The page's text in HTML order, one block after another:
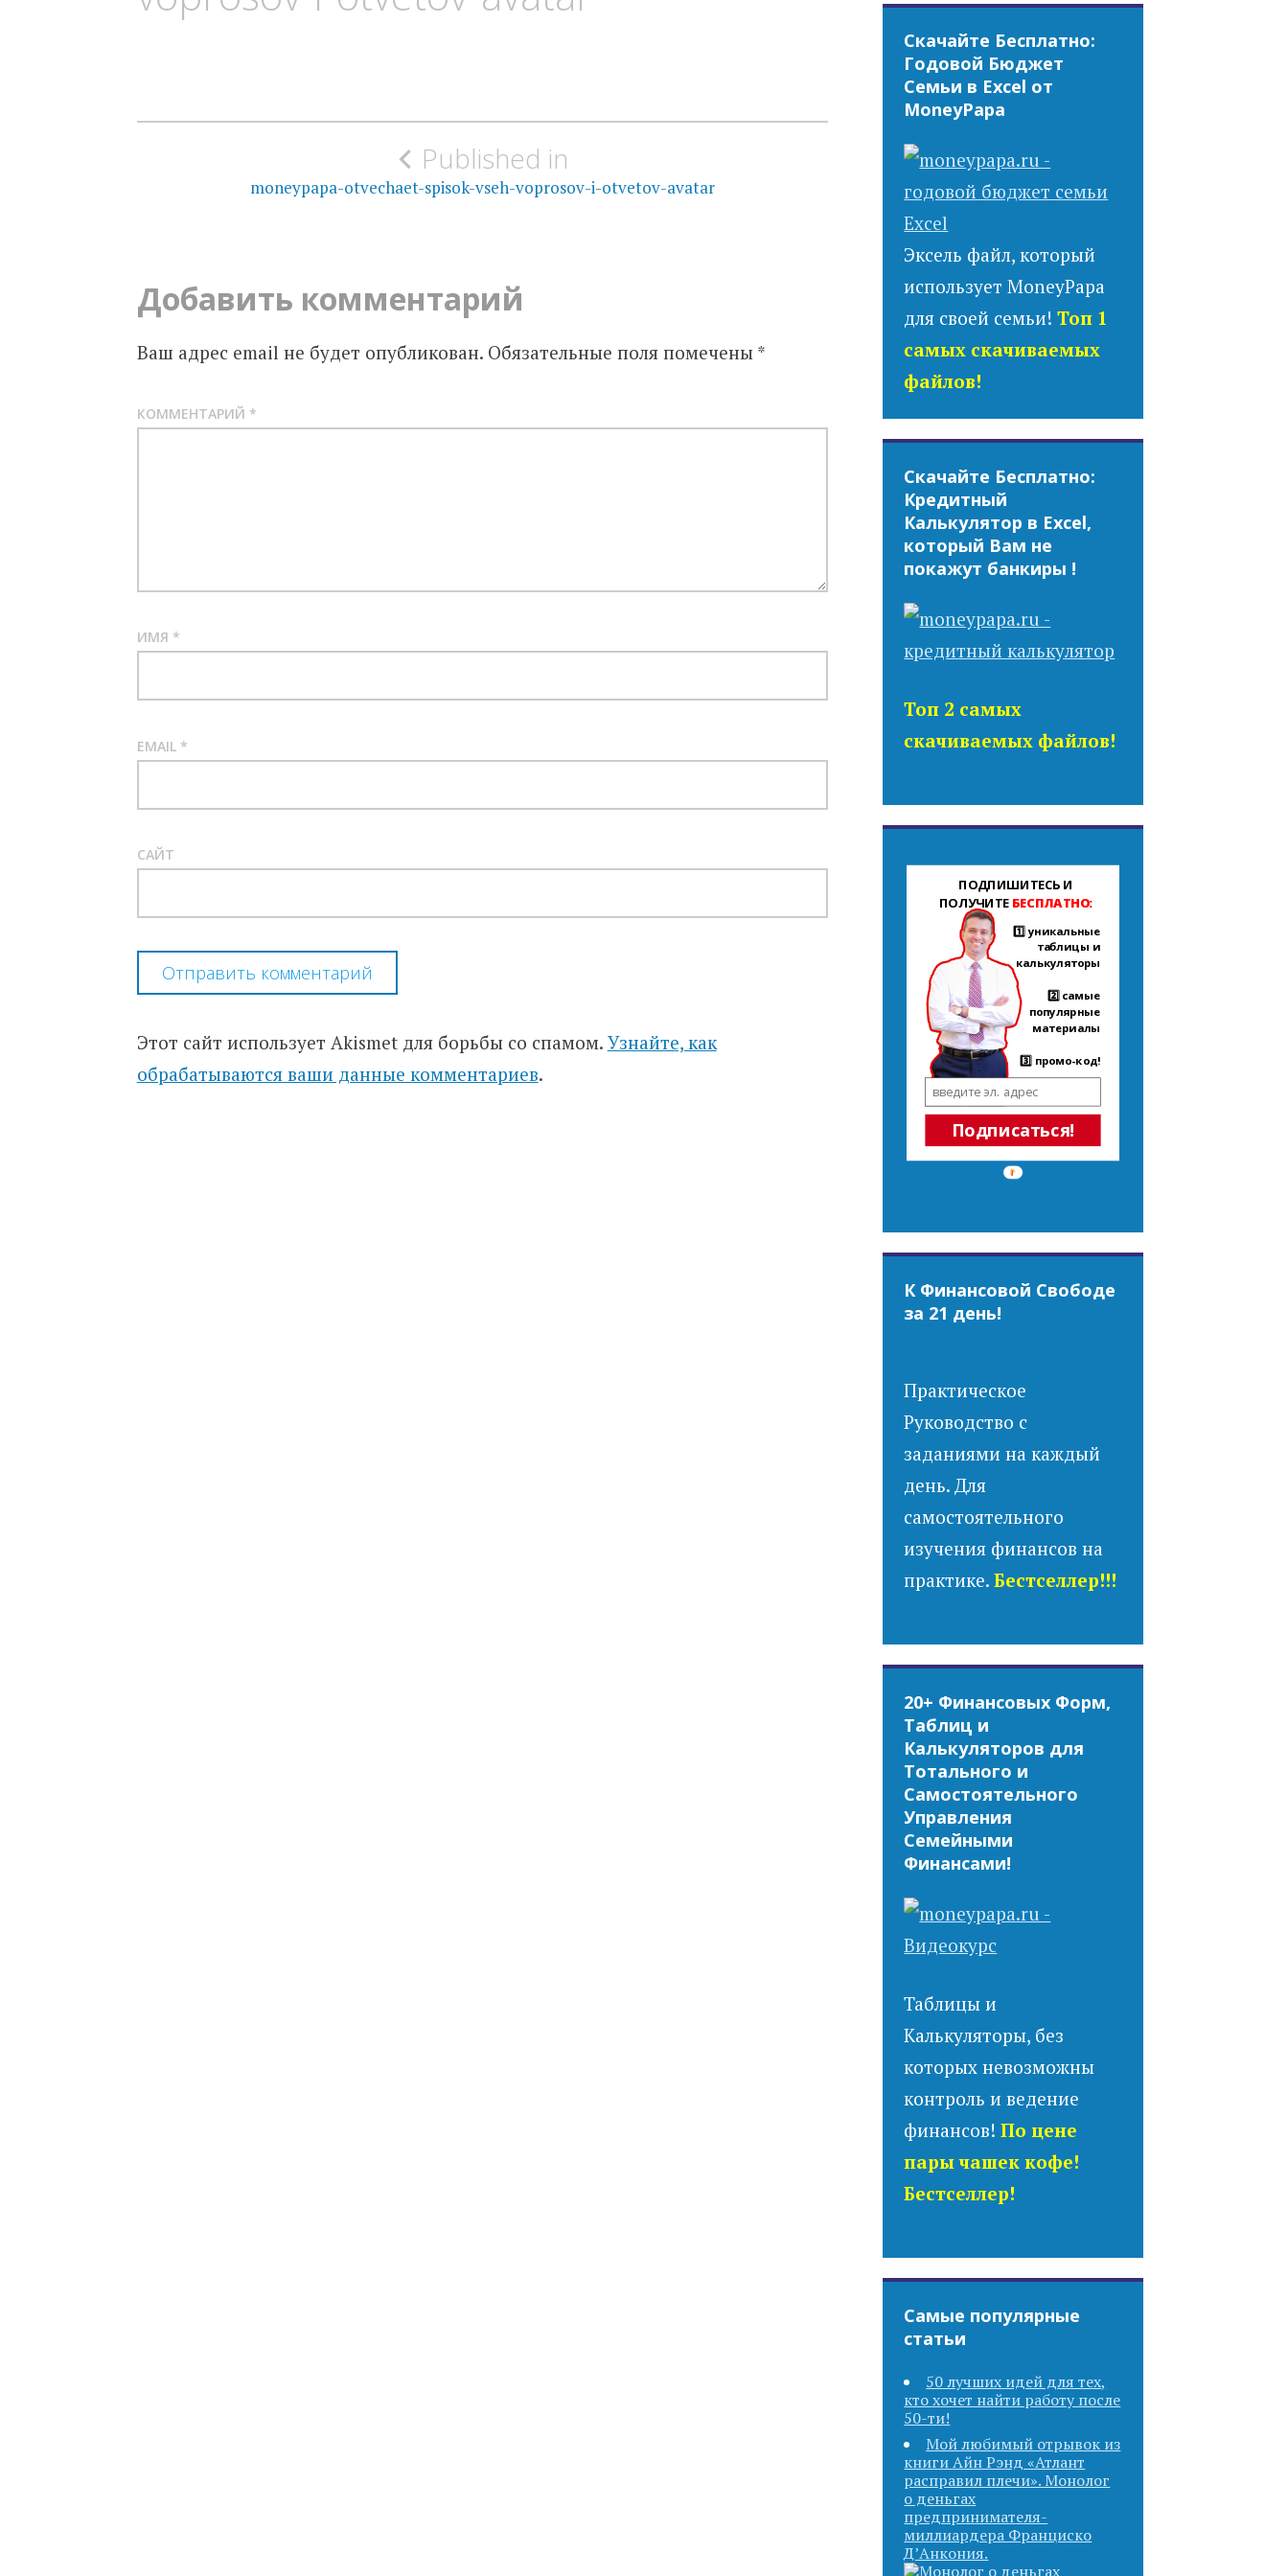
Навигация
записям
Published in
moneypapa-otvechaet-spisok-vseh-voprosov-i-otvetov-avatar
Добавить комментарий
Ваш адрес email не будет опубликован. Обязательные поля помечены *
КОММЕНТАРИЙ *
ИМЯ *
EMAIL *
САЙТ
Этот сайт использует Akismet для борьбы со спамом. Узнайте, как
обрабатываются ваши данные комментариев.
Скачайте Бесплатно:
Годовой Бюджет
Семьи в Excel от
MoneyPapa
Эксель файл, который
использует MoneyPapa
для своей семьи!Топ 1
самых скачиваемых
файлов!
Скачайте Бесплатно:
Кредитный
Калькулятор в Excel,
который Вам не
покажут банкиры !
Топ 2 самых
скачиваемых файлов!
Подписаться!
ПОДПИШИТЕСЬ И
ПОЛУЧИТЕ БЕСПЛАТНО:
1️⃣ уникальные
таблицы и
калькуляторы
2️⃣ самые
популярные
материалы
3️⃣ промо-код!
К Финансовой Свободе
за 21 день!
Практическое
Руководство с
заданиями на каждый
день. Для
самостоятельного
изучения финансов на
практике.Бестселлер!!!
20+ Финансовых Форм,
Таблиц и
Калькуляторов для
Тотального и
Самостоятельного
Управления
Семейными
Финансами!
Таблицы и
Калькуляторы, без
которых невозможны
контроль и ведение
финансов!По цене
пары чашек кофе!
Бестселлер!
Самые популярные
статьи
50 лучших идей для тех,
кто хочет найти работу после
50-ти!
Мой любимый отрывок из
книги Айн Рэнд «Атлант
расправил плечи». Монолог
о деньгах
предпринимателя-
миллиардера Франциско
Д’Анкония.